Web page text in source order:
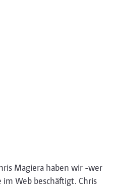
Magiera haben wir -wer
im Web beschäftigt. Chris